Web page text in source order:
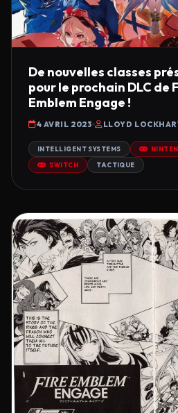
De nouvelles classes
pour le prochain DLC de
Emblem Engage !
4 AVRIL 2023 LLOYD
INTELLIGENT SYSTEMS
SWITCH TACTIQUE